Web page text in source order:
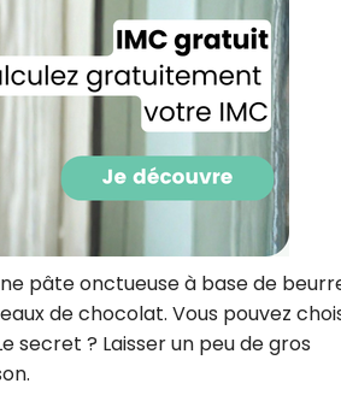
pâte onctueuse à base de
de chocolat. Vous pouvez
secret ? Laisser un peu de gros
Je consens à ce que la société
Prisma Players analyse le taux
des courriels pour mesurer et
performances des campagnes.
pourrons savoir si vous ouvrez les
l'heure à laquelle vous le faites
des informations sur le terminal
voir notrepolitique de
Je reçois mon cadeau !